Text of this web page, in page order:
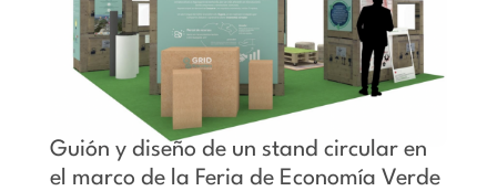
Guión y diseño de un stand circular en
el marco de la Feria de Economía Verde